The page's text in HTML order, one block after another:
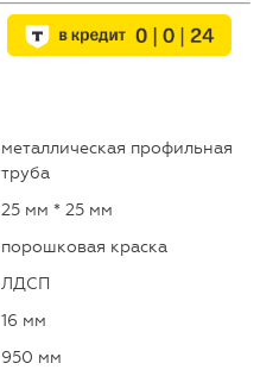
металлическая профильная
труба
25 мм * 25 мм
порошковая краска
ЛДСП
16 мм
950 мм